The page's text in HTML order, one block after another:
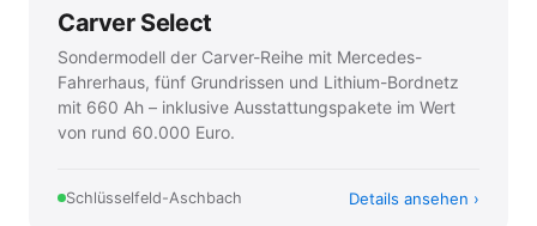
Carver Select
Sondermodell der Carver-Reihe mit Mercedes-
Fahrerhaus, fünf Grundrissen und Lithium-Bordnetz
mit 660 Ah – inklusive Ausstattungspakete im Wert
von rund 60.000 Euro.
Schlüsselfeld-Aschbach Details ansehen